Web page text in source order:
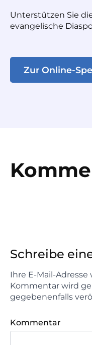
Unterstützen Sie
evangelische
Zur Online-
Schreibe
Ihre E-Mail-
Kommentar wird
gegebenenfalls
Kommentar